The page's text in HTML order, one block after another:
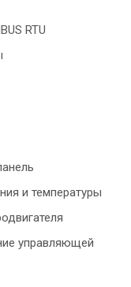
RTU
и температуры
управляющей